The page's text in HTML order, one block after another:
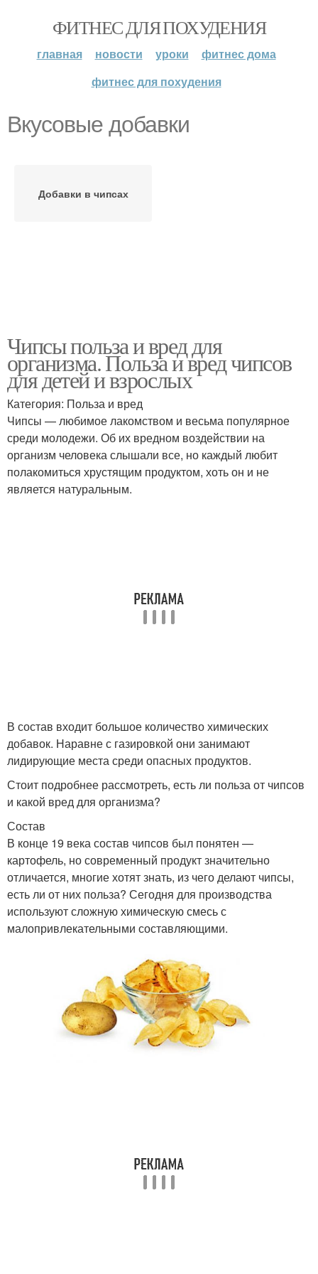
ФИТНЕС ДЛЯ ПОХУДЕНИЯ
главная новости уроки
фитнес дома
фитнес для похудения
Вкусовые добавки
Добавки в чипсах
Чипсы польза и вред для
организма. Польза и вред чипсов
для детей и взрослых
Категория: Польза и вред
Чипсы — любимое лакомством и весьма популярное
среди молодежи. Об их вредном воздействии на
организм человека слышали все, но каждый любит
полакомиться хрустящим продуктом, хоть он и не
является натуральным.
В состав входит большое количество химических
добавок. Наравне с газировкой они занимают
лидирующие места среди опасных продуктов.
Стоит подробнее рассмотреть, есть ли польза от чипсов
и какой вред для организма?
Состав
В конце 19 века состав чипсов был понятен —
картофель, но современный продукт значительно
отличается, многие хотят знать, из чего делают чипсы,
есть ли от них польза? Сегодня для производства
используют сложную химическую смесь с
малопривлекательными составляющими.